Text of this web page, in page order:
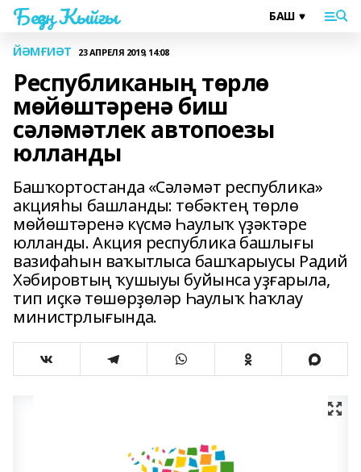
Беҙҙең Ҡыйғы
ЙӘМҒИӘТ 23 АПРЕЛЯ 2019, 14:08
Республиканың төрлө
мөйөштәренә биш
сәләмәтлек автопоезы
юлланды
Башҡортостанда «Сәләмәт республика»
акцияһы башланды: төбәктең төрлө
мөйөштәренә күсмә Һаулыҡ үҙәктәре
юлланды. Акция республика башлығы
вазифаһын ваҡытлыса башҡарыусы Радий
Хәбировтың ҡушыуы буйынса уҙғарыла,
тип иҫкә төшөрҙөләр Һаулыҡ һаҡлау
министрлығында.